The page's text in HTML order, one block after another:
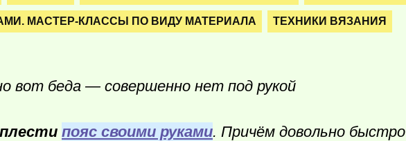
МАСТЕР-КЛАССЫ ПО ВИДУ МАТЕРИАЛА ТЕХНИКИ ВЯЗАНИЯ
вот беда — совершенно нет под рукой
пояс своими руками. Причём довольно быстро